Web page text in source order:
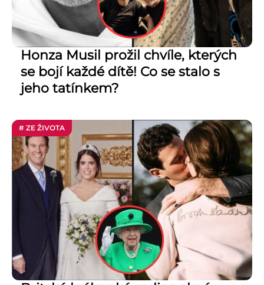
Honza Musil prožil chvíle, kterých
se bojí každé dítě! Co se stalo s
jeho tatínkem?
# ZE ŽIVOTA